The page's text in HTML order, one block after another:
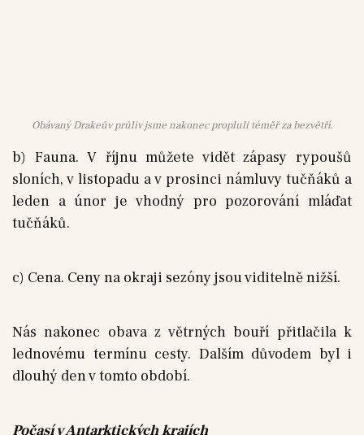
Obávaný Drakeův průliv jsme nakonec propluli téměř za bezvětří.
b) Fauna. V říjnu můžete vidět zápasy rypoušů
sloních, v listopadu a v prosinci námluvy tučňáků a
leden a únor je vhodný pro pozorování mláďat
tučňáků.
c) Cena. Ceny na okraji sezóny jsou viditelně nižší.
Nás nakonec obava z větrných bouří přitlačila k
lednovému termínu cesty. Dalším důvodem byl i
dlouhý den v tomto období.
Počasí v Antarktických krajích